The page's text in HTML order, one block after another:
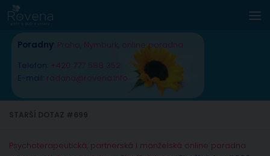
Skip to content
Poradny Praha Nymburk online poradna
Telefon: +420 777 588 352
E-mail: radana@rovena.info
Psychoterapeutická, partnerská i manželská online poradna